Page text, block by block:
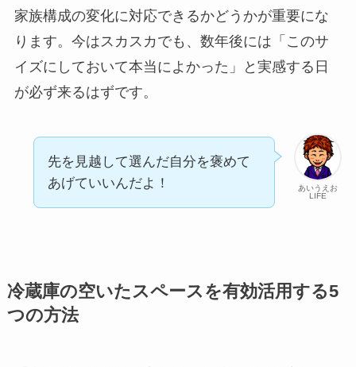
家族構成の変化に対応できるかどうかが重要にな
ります。今はスカスカでも、数年後には「このサ
イズにしておいて本当によかった」と実感する日
が必ず来るはずです。
あいうえお
LIFE
先を見越して選んだ自分を褒めて
あげていいんだよ！
冷蔵庫の空いたスペースを有効活用する5
つの方法